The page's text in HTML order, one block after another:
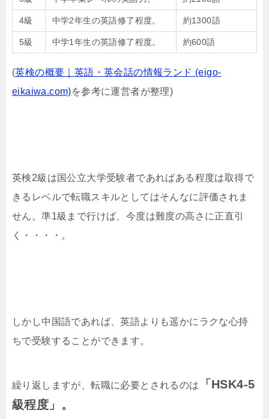
4級 中学2年生の英語修了程度。 約1300語
5級 中学1年生の英語修了程度。 約600語
(英検の概要｜英語・英会話の情報ランド (eigo-
eikaiwa.com)を参考に運営者が整理)
英検2級は国公立大学受験者であればある程度は取得で
きるレベルで転職スキルとしてはそんなに評価されま
せん。準1級まで行けば、今度は難度の高さに正直引
く・・・・。
しかし中国語であれば、英語よりも遥かにラクな心持
ちで受験することができます。
繰り返しますが、転職に必要とされるのは
「HSK4-5
級程度」。